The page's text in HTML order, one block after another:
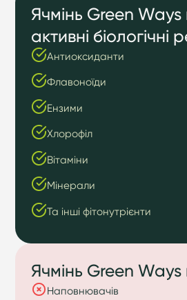
Ячмінь Green Ways
активні біологічні
Антиоксиданти
Флавоноїди
Ензими
Хлорофіл
Вітаміни
Мінерали
Та інші фітонутрієнти
Ячмінь Green Ways
Наповнювачів